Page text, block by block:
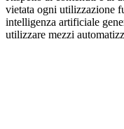
vietata ogni utilizzazione
intelligenza artificiale
utilizzare mezzi